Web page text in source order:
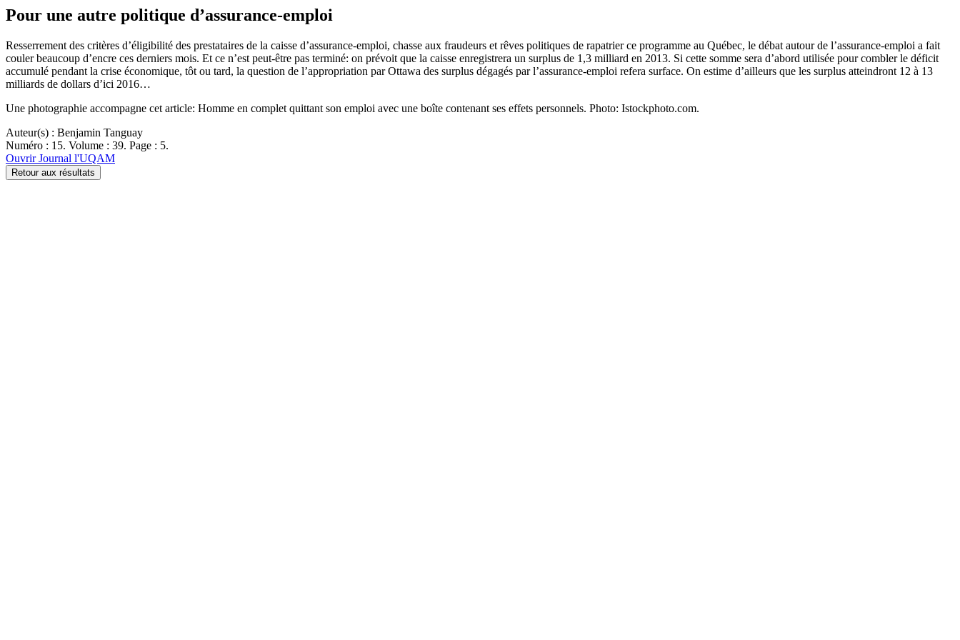
Pour une autre politique d’assurance-emploi
Resserrement des critères d’éligibilité des prestataires de la caisse d’assurance-emploi, chasse aux fraudeurs et rêves politiques de rapatrier ce programme au Québec, le débat autour de l’assurance-emploi a fait
couler beaucoup d’encre ces derniers mois. Et ce n’est peut-être pas terminé: on prévoit que la caisse enregistrera un surplus de 1,3 milliard en 2013. Si cette somme sera d’abord utilisée pour combler le déficit
accumulé pendant la crise économique, tôt ou tard, la question de l’appropriation par Ottawa des surplus dégagés par l’assurance-emploi refera surface. On estime d’ailleurs que les surplus atteindront 12 à 13
milliards de dollars d’ici 2016…
Une photographie accompagne cet article: Homme en complet quittant son emploi avec une boîte contenant ses effets personnels. Photo: Istockphoto.com.
Auteur(s) : Benjamin Tanguay
Numéro : 15. Volume : 39. Page : 5.
Ouvrir Journal l'UQAM
Retour aux résultats